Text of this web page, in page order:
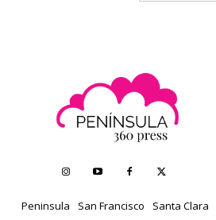
Peninsula San Francisco Santa Clara